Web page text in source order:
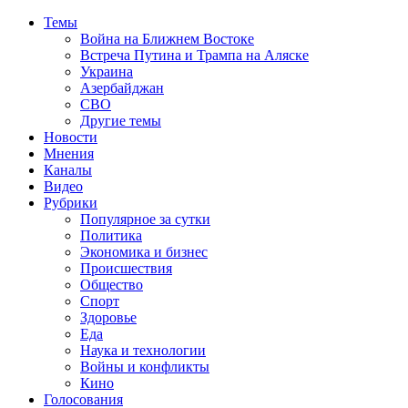
Темы
Война на Ближнем Востоке
Встреча Путина и Трампа на Аляске
Украина
Азербайджан
СВО
Другие темы
Новости
Мнения
Каналы
Видео
Рубрики
Популярное за сутки
Политика
Экономика и бизнес
Происшествия
Общество
Спорт
Здоровье
Еда
Наука и технологии
Войны и конфликты
Кино
Голосования